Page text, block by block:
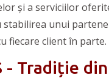
și a serviciilor
stabilirea unui
fiecare client în parte.
- Tradiție